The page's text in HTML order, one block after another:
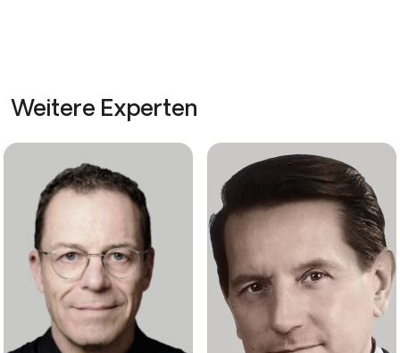
Weitere Experten
Gunnar Bellstedt Gilles Brenner